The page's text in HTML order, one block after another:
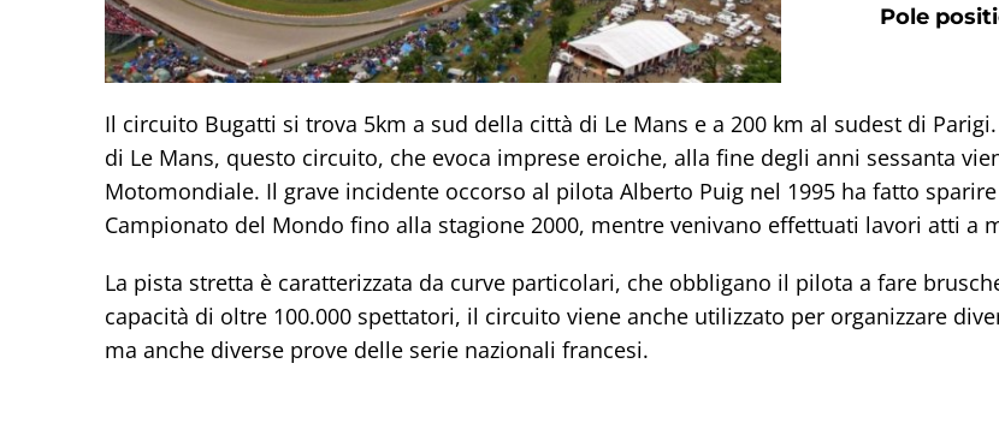
Pole
Il circuito Bugatti si trova 5km a sud della città di Le Mans e a 200 km al sudest di
di Le Mans, questo circuito, che evoca imprese eroiche, alla fine degli anni sessanta
Motomondiale. Il grave incidente occorso al pilota Alberto Puig nel 1995 ha fatto
Campionato del Mondo fino alla stagione 2000, mentre venivano effettuati lavori atti a
La pista stretta è caratterizzata da curve particolari, che obbligano il pilota a fare
capacità di oltre 100.000 spettatori, il circuito viene anche utilizzato per organizzare
ma anche diverse prove delle serie nazionali francesi.